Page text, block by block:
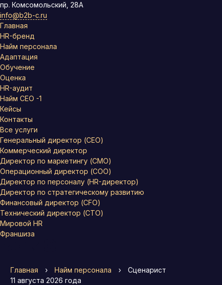
пр. Комсомольский, 28А
info@b2b-c.ru
Главная
HR-бренд
Найм персонала
Адаптация
Обучение
Оценка
HR-аудит
Найм СЕО -1
Кейсы
Контакты
Все услуги
Генеральный директор (CEO)
Коммерческий директор
Директор по маркетингу (CMO)
Операционный директор (COO)
Директор по персоналу (HR-директор)
Директор по стратегическому развитию
Финансовый директор (CFO)
Технический директор (CTO)
Мировой HR
Франшиза
Главная › Найм персонала ›
Сценарист
11 августа 2026 года